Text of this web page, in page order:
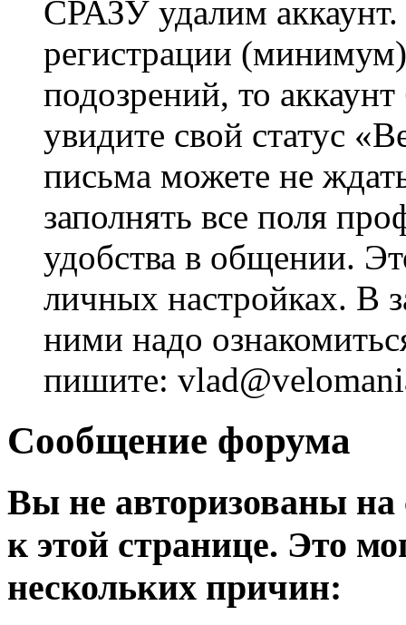
СРАЗУ удалим
регистрации
подозрений, то
увидите свой статус
письма можете не
заполнять все поля
удобства в общении.
личных настройках. В
ними надо
пишите:
Сообщение форума
Вы не авторизованы на
к этой странице. Это
нескольких причин: